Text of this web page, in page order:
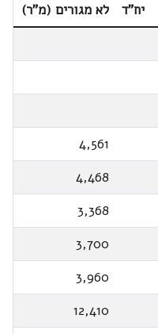
יח"ד
לא מגורים (מ"ר)
4,561
4,468
3,368
3,700
3,960
12,410